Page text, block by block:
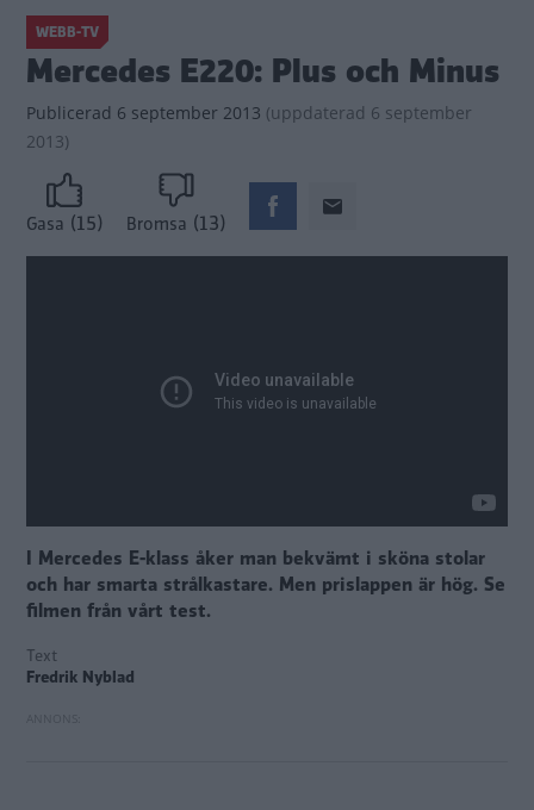
WEBB-TV
Mercedes E220: Plus och Minus
Publicerad 6 september 2013 (uppdaterad 6 september
2013)
Gasa (15) Bromsa (13)
I Mercedes E-klass åker man bekvämt i sköna stolar
och har smarta strålkastare. Men prislappen är hög. Se
filmen från vårt test.
Text
Fredrik Nyblad